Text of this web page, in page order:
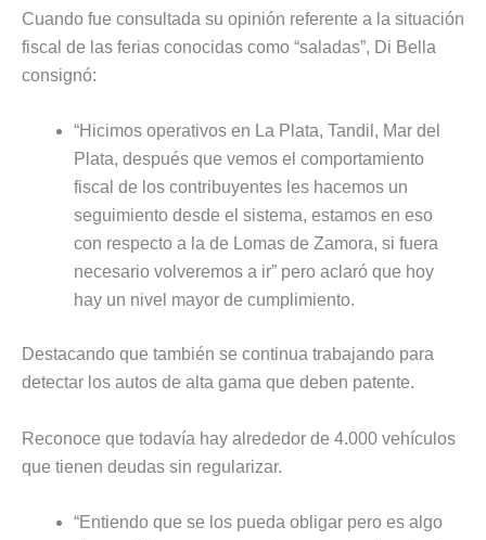
Cuando fue consultada su opinión referente a la situación
fiscal de las ferias conocidas como “saladas”, Di Bella
consignó:
“Hicimos operativos en La Plata, Tandil, Mar del
Plata, después que vemos el comportamiento
fiscal de los contribuyentes les hacemos un
seguimiento desde el sistema, estamos en eso
con respecto a la de Lomas de Zamora, si fuera
necesario volveremos a ir” pero aclaró que hoy
hay un nivel mayor de cumplimiento.
Destacando que también se continua trabajando para
detectar los autos de alta gama que deben patente.
Reconoce que todavía hay alrededor de 4.000 vehículos
que tienen deudas sin regularizar.
“Entiendo que se los pueda obligar pero es algo